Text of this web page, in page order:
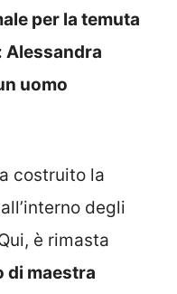
per la temuta
Alessandra
uomo
costruito la
degli
è rimasta
di maestra